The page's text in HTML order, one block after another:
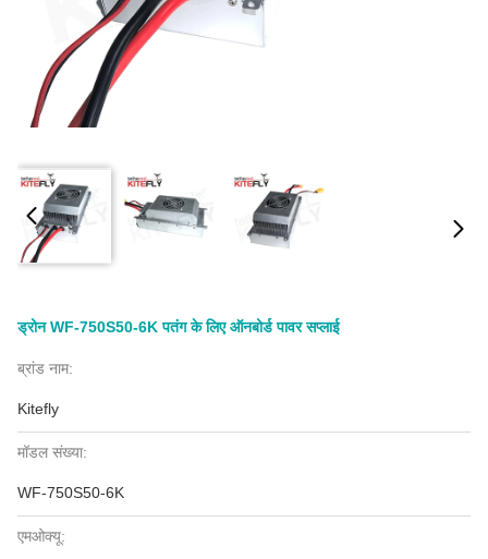
ड्रोन WF-750S50-6K पतंग के लिए ऑनबोर्ड पावर सप्लाई
ब्रांड नाम:
Kitefly
मॉडल संख्या:
WF-750S50-6K
एमओक्यू: